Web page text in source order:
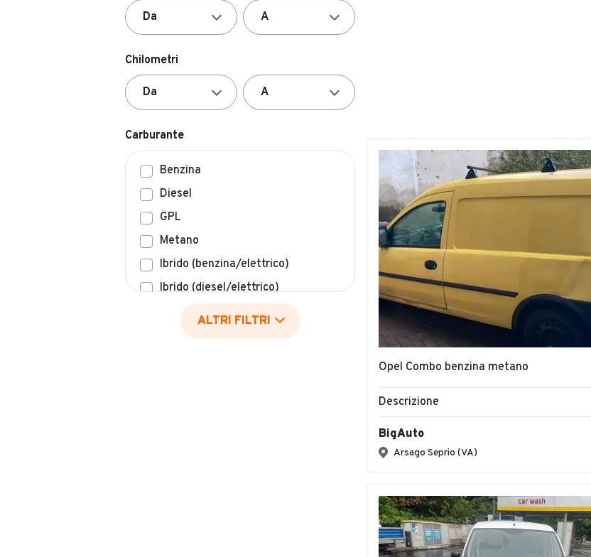
Chilometri
Carburante
Benzina
Diesel
GPL
Metano
Ibrido (benzina/elettrico)
Ibrido (diesel/elettrico)
Elettrico
Idrogeno
ALTRI FILTRI